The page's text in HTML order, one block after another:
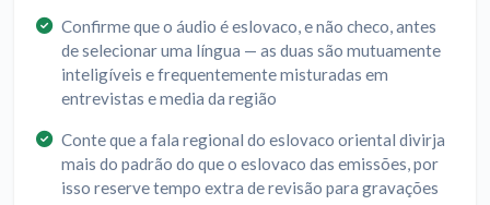
Confirme que o áudio é eslovaco, e não checo, antes
de selecionar uma língua — as duas são mutuamente
inteligíveis e frequentemente misturadas em
entrevistas e media da região
Conte que a fala regional do eslovaco oriental divirja
mais do padrão do que o eslovaco das emissões, por
isso reserve tempo extra de revisão para gravações